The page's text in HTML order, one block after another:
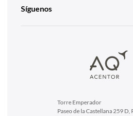
Síguenos
Torre Emperador
Paseo de la Castellana 259 D,